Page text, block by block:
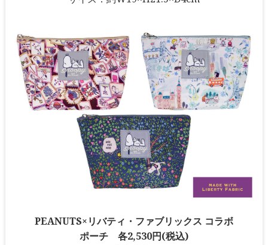
PEANUTS×リバティ・ファブリックス コラボ
ポーチ 各2,530円(税込)